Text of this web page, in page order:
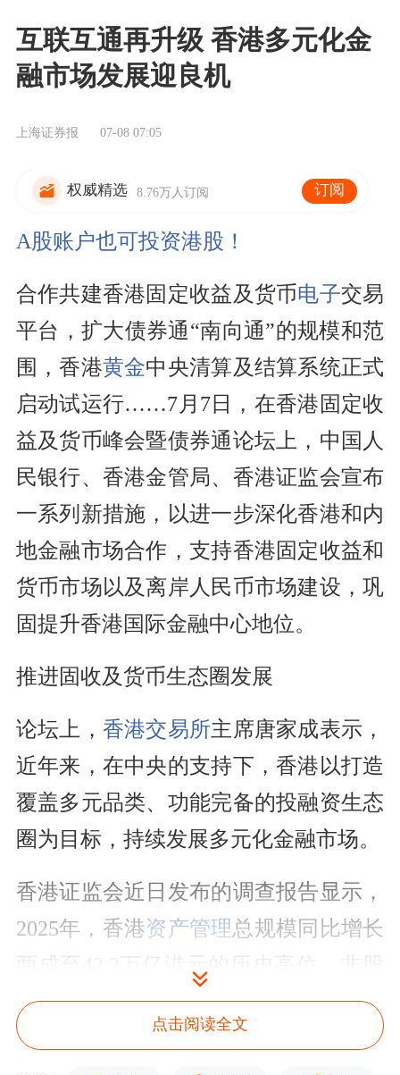
互联互通再升级 香港多元化金
融市场发展迎良机
上海证券报 07-08 07:05
权威精选 8.76万人订阅 订阅
A股账户也可投资港股！
合作共建香港固定收益及货币电子交易
平台，扩大债券通“南向通”的规模和范
围，香港黄金中央清算及结算系统正式
启动试运行……7月7日，在香港固定收
益及货币峰会暨债券通论坛上，中国人
民银行、香港金管局、香港证监会宣布
一系列新措施，以进一步深化香港和内
地金融市场合作，支持香港固定收益和
货币市场以及离岸人民币市场建设，巩
固提升香港国际金融中心地位。
推进固收及货币生态圈发展
论坛上， 香港交易所主席唐家成表示，
近年来，在中央的支持下，香港以打造
覆盖多元品类、功能完备的投融资生态
圈为目标，持续发展多元化金融市场。
香港证监会近日发布的调查报告显示，
2025年，香港资产管理总规模同比增长
权类资产稳步扩容是重要驱动力。过去
五年，非股票投资的比例上升7个百分
点击阅读全文